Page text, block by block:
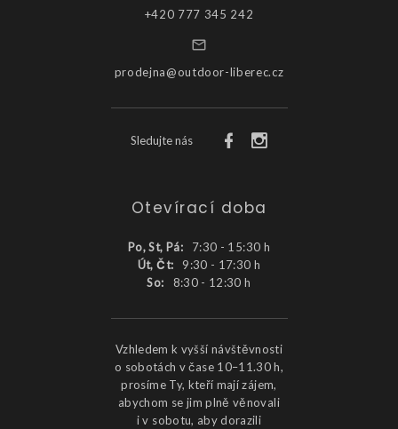
+420 777 345 242
prodejna@outdoor-liberec.cz
Sledujte nás
Otevírací doba
Po, St, Pá:
7:30 - 15:30 h
Út, Čt: 9:30 - 17:30 h
So: 8:30 - 12:30 h
Vzhledem k vyšší návštěvnosti
o sobotách v čase 10–11.30 h,
prosíme Ty, kteří mají zájem,
abychom se jim plně věnovali
i v sobotu, aby dorazili